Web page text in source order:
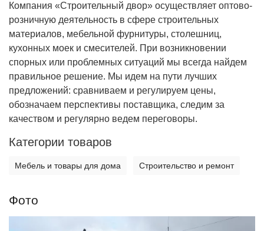
Компания «Строительный двор» осуществляет оптово-
розничную деятельность в сфере строительных
материалов, мебельной фурнитуры, столешниц,
кухонных моек и смесителей. При возникновении
спорных или проблемных ситуаций мы всегда найдем
правильное решение. Мы идем на пути лучших
предложений: сравниваем и регулируем цены,
обозначаем перспективы поставщика, следим за
качеством и регулярно ведем переговоры.
Категории товаров
Мебель и товары для дома Строительство и ремонт
Фото